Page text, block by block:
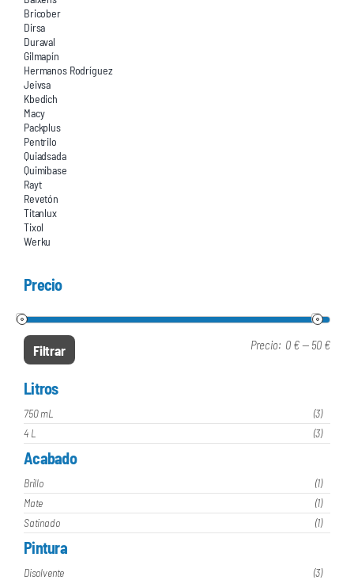
Bricober
Dirsa
Duraval
Gilmapín
Hermanos Rodríguez
Jeivsa
Kbedich
Macy
Packplus
Pentrilo
Quiadsada
Quimibase
Rayt
Revetón
Titanlux
Tixol
Werku
Precio
Filtrar Precio: 0 €— 50 €
Litros
750 mL
(3)
4 L
(3)
Acabado
Brillo
(1)
Mate
(1)
Satinado
(1)
Pintura
Disolvente (3)